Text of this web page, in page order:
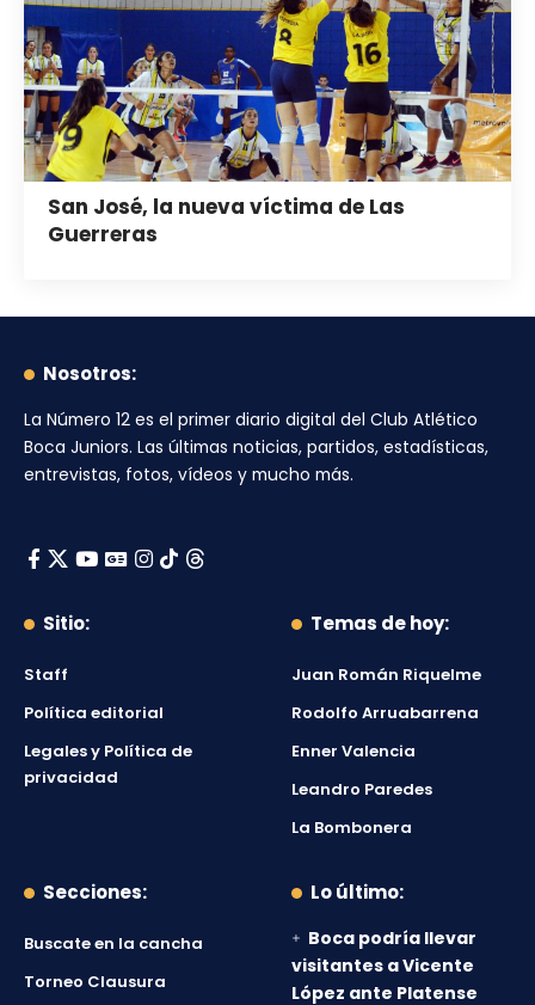
San José, la nueva víctima de Las
Guerreras
Nosotros:
La Número 12 es el primer diario digital del Club Atlético
Boca Juniors. Las últimas noticias, partidos, estadísticas,
entrevistas, fotos, vídeos y mucho más.
Sitio:
Staff
Política editorial
Legales y Política de
privacidad
Temas de hoy:
Juan Román Riquelme
Rodolfo Arruabarrena
Enner Valencia
Leandro Paredes
La Bombonera
Secciones:
Buscate en la cancha
Torneo Clausura
Lo último:
Boca podría llevar
visitantes a Vicente
López ante Platense